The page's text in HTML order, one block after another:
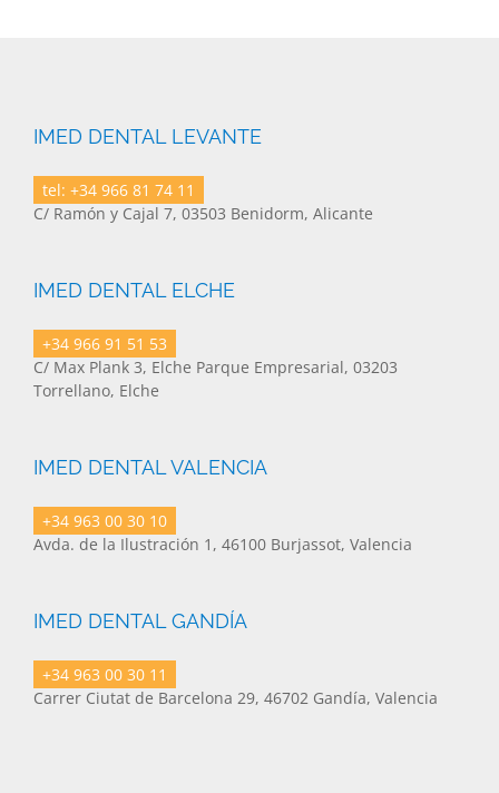
IMED DENTAL LEVANTE
tel: +34 966 81 74 11
C/ Ramón y Cajal 7, 03503 Benidorm, Alicante
IMED DENTAL ELCHE
+34 966 91 51 53
C/ Max Plank 3, Elche Parque Empresarial, 03203
Torrellano, Elche
IMED DENTAL VALENCIA
+34 963 00 30 10
Avda. de la Ilustración 1, 46100 Burjassot, Valencia
IMED DENTAL GANDÍA
+34 963 00 30 11
Carrer Ciutat de Barcelona 29, 46702 Gandía, Valencia